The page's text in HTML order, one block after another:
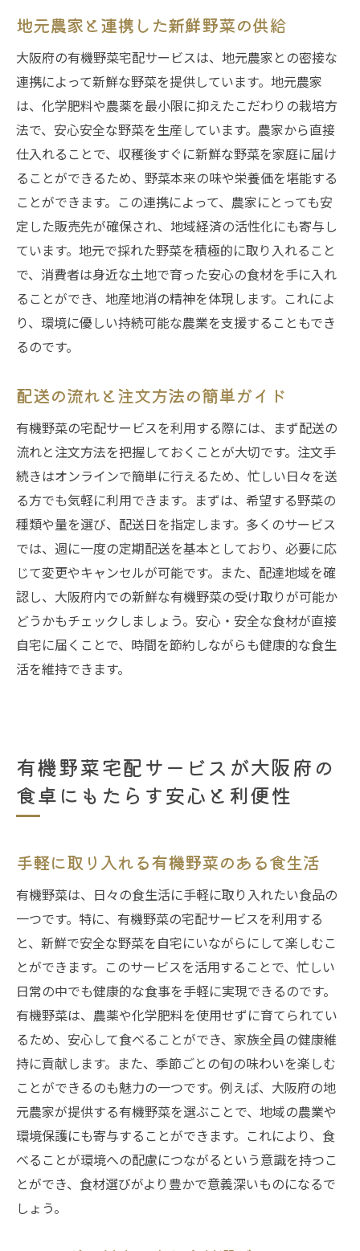
地元農家と連携した新鮮野菜の供給
大阪府の有機野菜宅配サービスは、地元農家との密接な
連携によって新鮮な野菜を提供しています。地元農家
は、化学肥料や農薬を最小限に抑えたこだわりの栽培方
法で、安心安全な野菜を生産しています。農家から直接
仕入れることで、収穫後すぐに新鮮な野菜を家庭に届け
ることができるため、野菜本来の味や栄養価を堪能する
ことができます。この連携によって、農家にとっても安
定した販売先が確保され、地域経済の活性化にも寄与し
ています。地元で採れた野菜を積極的に取り入れること
で、消費者は身近な土地で育った安心の食材を手に入れ
ることができ、地産地消の精神を体現します。これによ
り、環境に優しい持続可能な農業を支援することもでき
るのです。
配送の流れと注文方法の簡単ガイド
有機野菜の宅配サービスを利用する際には、まず配送の
流れと注文方法を把握しておくことが大切です。注文手
続きはオンラインで簡単に行えるため、忙しい日々を送
る方でも気軽に利用できます。まずは、希望する野菜の
種類や量を選び、配送日を指定します。多くのサービス
では、週に一度の定期配送を基本としており、必要に応
じて変更やキャンセルが可能です。また、配達地域を確
認し、大阪府内での新鮮な有機野菜の受け取りが可能か
どうかもチェックしましょう。安心・安全な食材が直接
自宅に届くことで、時間を節約しながらも健康的な食生
活を維持できます。
有機野菜宅配サービスが大阪府の
食卓にもたらす安心と利便性
手軽に取り入れる有機野菜のある食生活
有機野菜は、日々の食生活に手軽に取り入れたい食品の
一つです。特に、有機野菜の宅配サービスを利用する
と、新鮮で安全な野菜を自宅にいながらにして楽しむこ
とができます。このサービスを活用することで、忙しい
日常の中でも健康的な食事を手軽に実現できるのです。
有機野菜は、農薬や化学肥料を使用せずに育てられてい
るため、安心して食べることができ、家族全員の健康維
持に貢献します。また、季節ごとの旬の味わいを楽しむ
ことができるのも魅力の一つです。例えば、大阪府の地
元農家が提供する有機野菜を選ぶことで、地域の農業や
環境保護にも寄与することができます。これにより、食
べることが環境への配慮につながるという意識を持つこ
とができ、食材選びがより豊かで意義深いものになるで
しょう。